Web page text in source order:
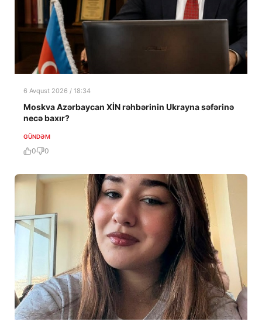
6 Avqust 2026 / 18:34
Moskva Azərbaycan XİN rəhbərinin Ukrayna səfərinə
necə baxır?
GÜNDƏM
0 0